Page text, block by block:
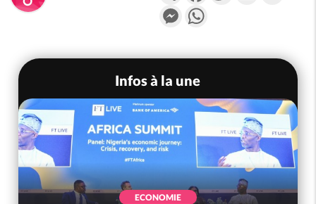
Messenger
Infos à la une
ECONOMIE